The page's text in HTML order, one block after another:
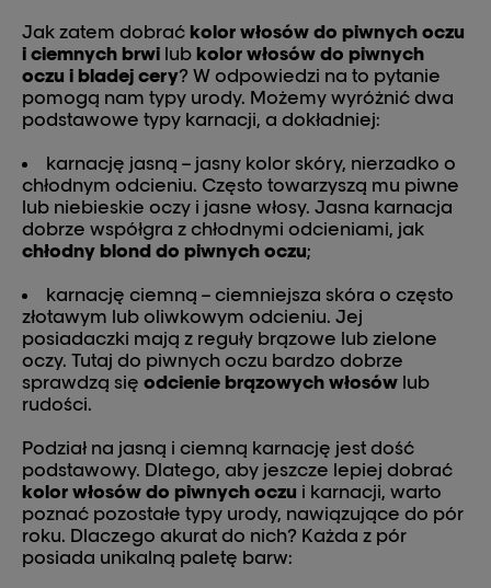
Jak zatem dobrać kolor włosów do piwnych oczu
i ciemnych brwi lub kolor włosów do piwnych
oczu i bladej cery? W odpowiedzi na to pytanie
pomogą nam typy urody. Możemy wyróżnić dwa
podstawowe typy karnacji, a dokładniej:
karnację jasną – jasny kolor skóry, nierzadko o
chłodnym odcieniu. Często towarzyszą mu piwne
lub niebieskie oczy i jasne włosy. Jasna karnacja
dobrze współgra z chłodnymi odcieniami, jak
chłodny blond do piwnych oczu;
karnację ciemną – ciemniejsza skóra o często
złotawym lub oliwkowym odcieniu. Jej
posiadaczki mają z reguły brązowe lub zielone
oczy. Tutaj do piwnych oczu bardzo dobrze
sprawdzą się odcienie brązowych włosów lub
rudości.
Podział na jasną i ciemną karnację jest dość
podstawowy. Dlatego, aby jeszcze lepiej dobrać
kolor włosów do piwnych oczu i karnacji, warto
poznać pozostałe typy urody, nawiązujące do pór
roku. Dlaczego akurat do nich? Każda z pór
posiada unikalną paletę barw: